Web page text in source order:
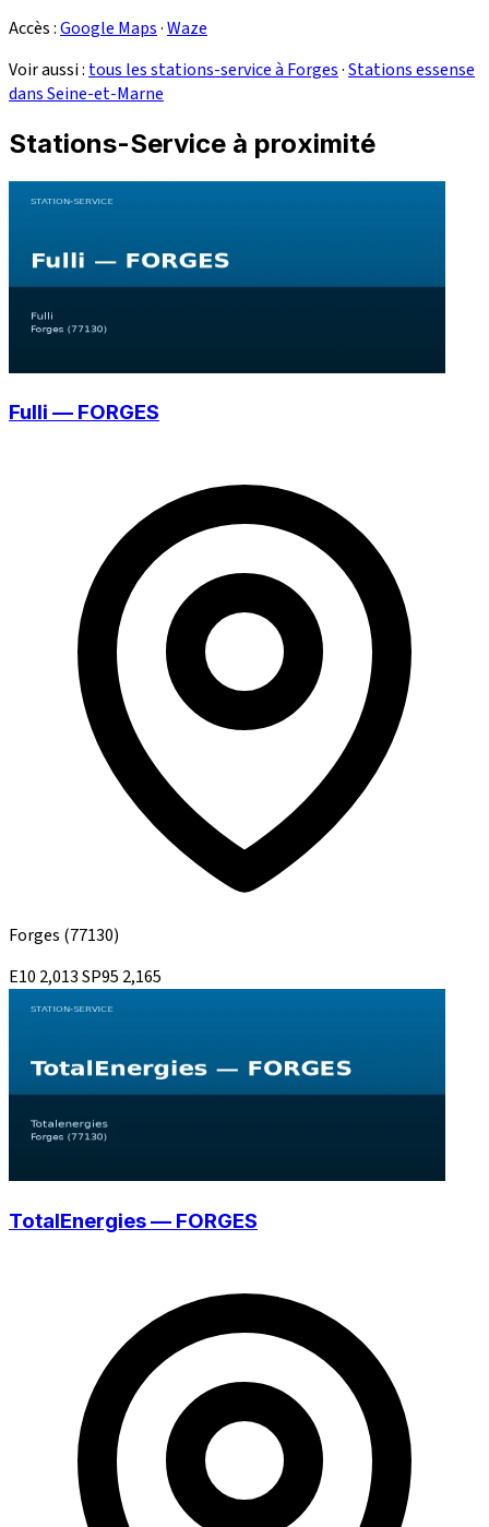
Accès :Google Maps·Waze
Voir aussi : tous les stations-service à Forges·Stations essense
dans Seine-et-Marne
Stations-Service à proximité
Fulli — FORGES
Forges (77130)
E10 2,013SP95 2,165
TotalEnergies — FORGES